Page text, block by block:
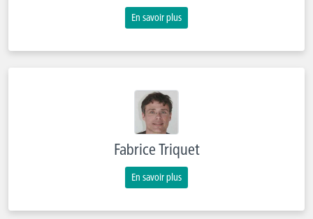
En savoir plus
Fabrice Triquet
En savoir plus